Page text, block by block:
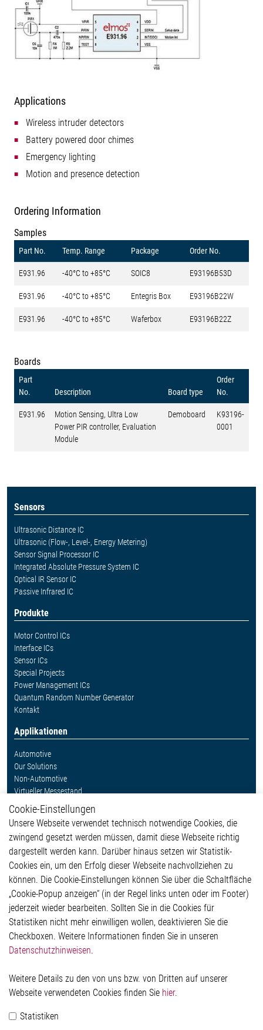
Applications
 Wireless intruder detectors
 Battery powered door chimes
 Emergency lighting
 Motion and presence detection
Ordering Information
Samples
Part No. Temp. Range Package Order No.
E931.96 -40°C to +85°C SOIC8 E93196B53D
E931.96 -40°C to +85°C Entegris Box E93196B22W
E931.96 -40°C to +85°C Waferbox E93196B22Z
Boards
Part
No.
Description Board type
Order
No.
E931.96
Motion Sensing, Ultra Low
Power PIR controller, Evaluation
Module
Demoboard
K93196-
0001
Sensors
Ultrasonic Distance IC
Ultrasonic (Flow-, Level-, Energy Metering)
Sensor Signal Processor IC
Integrated Absolute Pressure System IC
Optical IR Sensor IC
Passive Infrared IC
Produkte
Motor Control ICs
Interface ICs
Sensor ICs
Special Projects
Power Management ICs
Quantum Random Number Generator
Kontakt
Applikationen
Automotive
Our Solutions
Non-Automotive
Virtueller Messestand
Weitere Links
Glossar
Kontakt
Hinweisgeberschutzsystem
Rechtliches
Impressum
Datenschutzerklärung
Cookie-Popup anzeigen
Elmos Semiconductor SE
Werkstättenstraße 18
Telefon: +49 (0) 2171 / 40 183-0
Cookie-Einstellungen
Unsere Webseite verwendet technisch notwendige Cookies, die
zwingend gesetzt werden müssen, damit diese Webseite richtig
dargestellt werden kann. Darüber hinaus setzen wir Statistik-
Cookies ein, um den Erfolg dieser Webseite nachvollziehen zu
können. Die Cookie-Einstellungen können Sie über die Schaltfläche
„Cookie-Popup anzeigen“ (in der Regel links unten oder im Footer)
jederzeit wieder bearbeiten. Sollten Sie in die Cookies für
Statistiken nicht mehr einwilligen wollen, deaktivieren Sie die
Checkboxen. Weitere Informationen finden Sie in unseren
Datenschutzhinweisen.
Weitere Details zu den von uns bzw. von Dritten auf unserer
Webseite verwendeten Cookies finden Sie hier.
Statistiken